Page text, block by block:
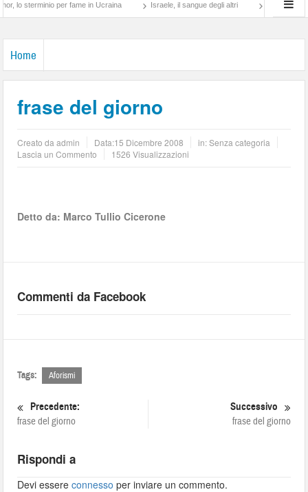
per fame in Ucraina Israele, il sangue degli altri Lotta di classe…
Home
frase del giorno
Creato daadmin Data:15 Dicembre 2008
in: Senza categoria
Lascia un Commento
1526 Visualizzazioni
Detto da: Marco Tullio Cicerone
Commenti da Facebook
Tags: Aforismi
Precedente:
frase del giorno
Successivo
frase del giorno
Rispondi a
Devi essereconnesso per inviare un commento.